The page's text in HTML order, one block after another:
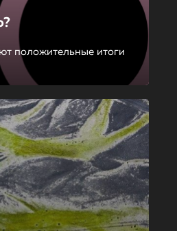
положительные итоги